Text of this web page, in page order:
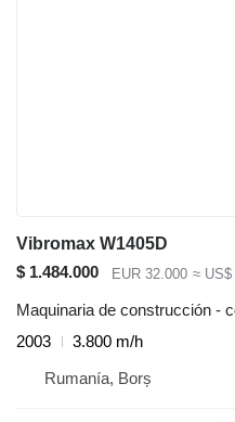
Vibromax W1405D
$ 1.484.000
EUR 32.000 ≈ US$
Maquinaria de construcción -
2003
3.800 m/h
Rumanía, Borș